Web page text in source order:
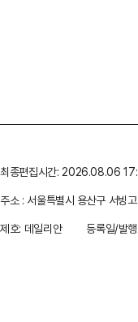
최종편집시간: 2026.08.06
주소 : 서울특별시 용산구 서빙
제호: 데일리안
등록일/발